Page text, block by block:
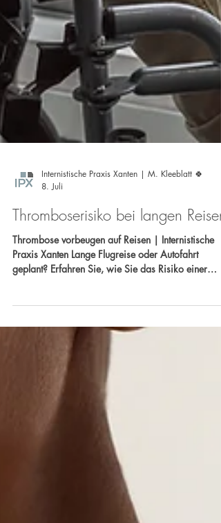
Internistische Praxis Xanten | M. Kleeblatt 🍀
Thromboserisiko bei langen Reisen:
geplant? Erfahren Sie, wie Sie das Risiko einer
Thrombose senken können und wann eine
internistische Beratung sinnvoll ist. Ihr Team der
Internistischen Praxis Xanten Dr. Carlos Marengo &
Dr. med. Michael Schmitz Sprechen Sie uns an –
Gemeinsam setzen wir uns für Ihre Gesundheit ein!